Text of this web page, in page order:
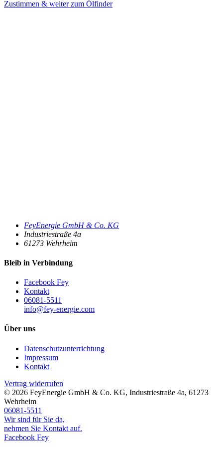
Zustimmen & weiter zum Ölfinder
FeyEnergie GmbH & Co. KG
Industriestraße 4a
61273 Wehrheim
Bleib in Verbindung
Facebook Fey
Kontakt
06081-5511
info@fey-energie.com
Über uns
Datenschutzunterrichtung
Impressum
Kontakt
Vertrag widerrufen
© 2026 FeyEnergie GmbH & Co. KG, Industriestraße 4a, 61273
Wehrheim
06081-5511
Wir sind für Sie da,
nehmen Sie Kontakt auf.
Facebook Fey